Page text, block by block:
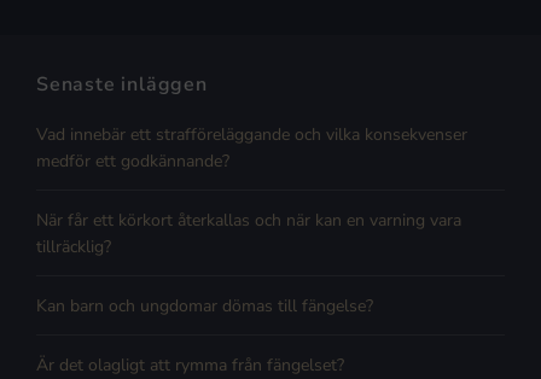
Senaste inläggen
Vad innebär ett strafföreläggande och vilka konsekvenser
medför ett godkännande?
När får ett körkort återkallas och när kan en varning vara
tillräcklig?
Kan barn och ungdomar dömas till fängelse?
Är det olagligt att rymma från fängelset?